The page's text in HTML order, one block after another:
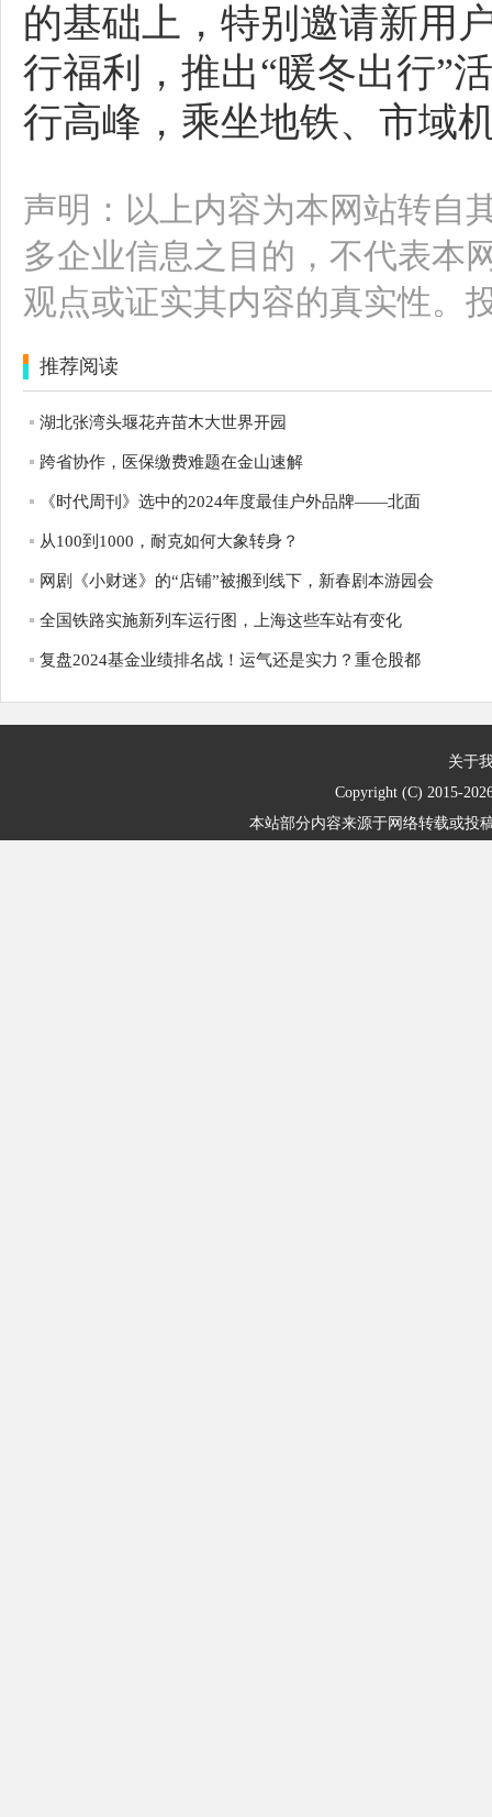
的基础上，特别邀请新用
行福利，推出“暖冬出行”
行高峰，乘坐地铁、市域
声明：以上内容为本网站转自
多企业信息之目的，不代表本
观点或证实其内容的真实性。
推荐阅读
湖北张湾头堰花卉苗木大世界开园
跨省协作，医保缴费难题在金山速解
《时代周刊》选中的2024年度最佳户外品牌——北面
从100到1000，耐克如何大象转身？
网剧《小财迷》的“店铺”被搬到线下，新春剧本游园会
全国铁路实施新列车运行图，上海这些车站有变化
复盘2024基金业绩排名战！运气还是实力？重仓股都
关于
Copyright (C) 2015-
本站部分内容来源于网络转载或投